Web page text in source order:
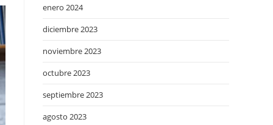
enero 2024
diciembre 2023
noviembre 2023
octubre 2023
septiembre 2023
agosto 2023